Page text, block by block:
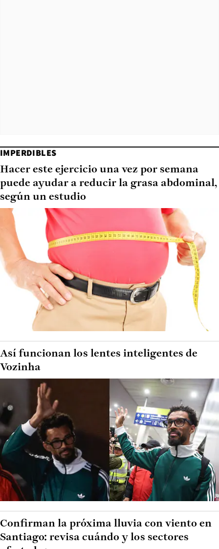
IMPERDIBLES
Hacer este ejercicio una vez por semana
puede ayudar a reducir la grasa abdominal,
según un estudio
Así funcionan los lentes inteligentes de
Vozinha
Confirman la próxima lluvia con viento en
Santiago: revisa cuándo y los sectores